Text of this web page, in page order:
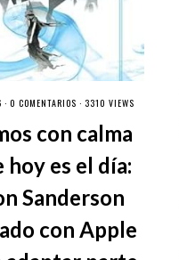
0 COMENTARIOS · 3310 VIEWS
con calma
hoy es el día:
Sanderson
con Apple